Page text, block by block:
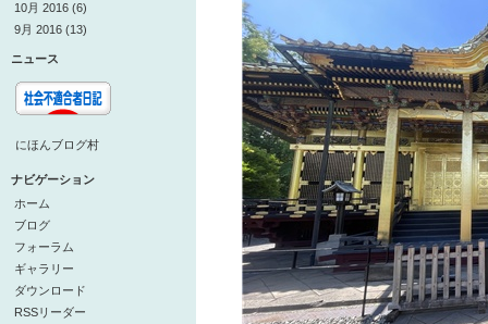
10月 2016 (6)
9月 2016 (13)
ニュース
にほんブログ村
ナビゲーション
ホーム
ブログ
フォーラム
ギャラリー
ダウンロード
RSSリーダー